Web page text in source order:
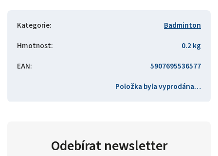
Kategorie:
Badminton
Hmotnost:
0.2 kg
EAN:
5907695536577
Položka byla vyprodána…
Odebírat newsletter